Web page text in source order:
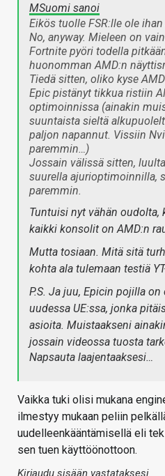
MSuomi sanoi
Eikös tuolle FSR:lle ole
No, anyway. Mieleen on
Fortnite pyöri todella
huonomman AMD:n
Tiedä sitten, oliko kyse
Epic pistänyt tikkua ristiin
optimoinnissa (ainakin
suuntaista sieltä
paljon napannut. Vissiin
paremmin…)
Jossain välissä sitten,
suurella ajurioptimoinnilla,
paremmin.
Tuntuisi nyt vähän
kaikki konsolit on AMD:n
Mutta tosiaan. Mitä sitä
kohta ala tulemaan testiä
P.S. Ja juu, Epicin pojilla
uudessa UE:ssa, jonka
asioita. Muistaakseni
jossain videossa tuosta
Napsauta laajentaaksesi…
Vaikka tuki olisi mukana
ilmestyy mukaan peliin
uudelleenkääntämisellä eli
sen tuen käyttöönottoon.
Kirjaudu sisään vastataksesi